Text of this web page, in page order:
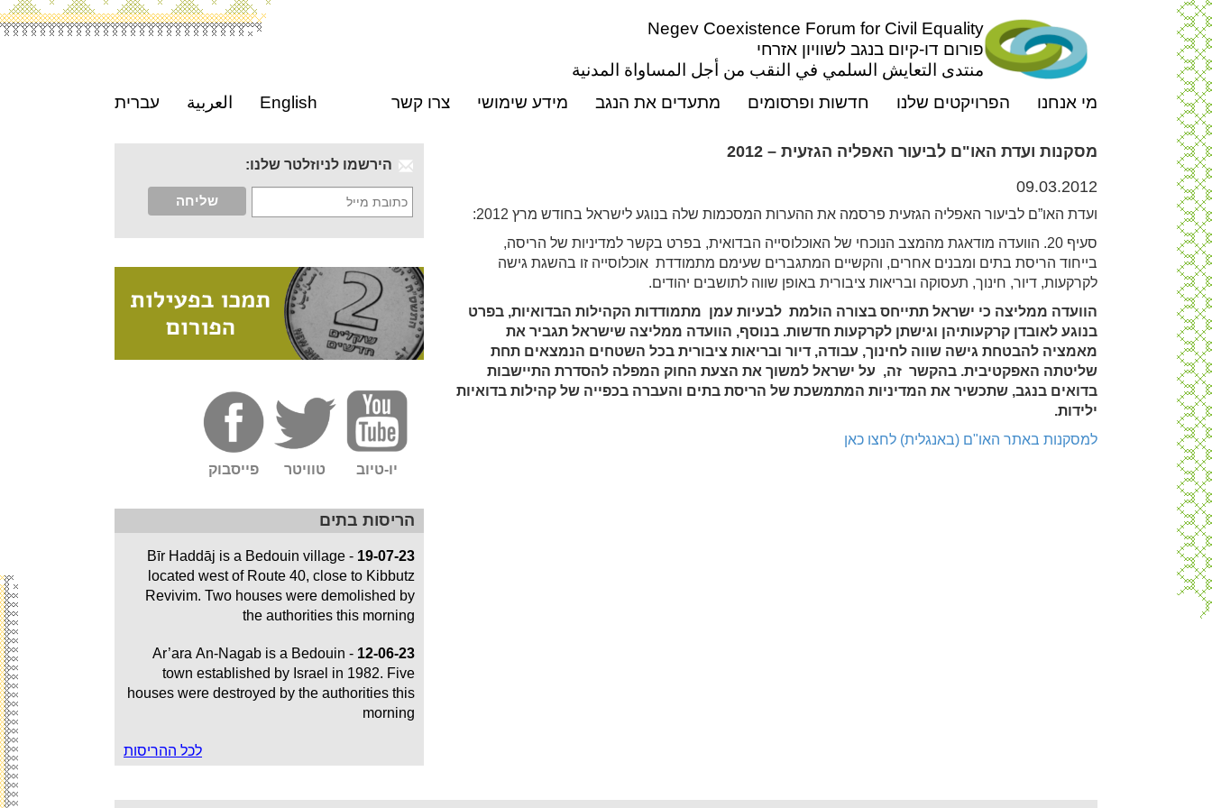
Negev Coexistence Forum for Civil Equality
פורום דו-קיום בנגב לשוויון אזרחי
منتدى التعايش السلمي في النقب من أجل المساواة المدنية
מי אנחנו
הפרויקטים שלנו חדשות ופרסומים מתעדים את הנגב מידע שימושי צרו קשר English العربية עברית
מסקנות ועדת האו"ם לביעור האפליה הגזעית – 2012
09.03.2012
ועדת האו”ם לביעור האפליה הגזעית פרסמה את ההערות המסכמות שלה בנוגע לישראל בחודש מרץ 2012:
סעיף 20. הוועדה מודאגת מהמצב הנוכחי של האוכלוסייה הבדואית, בפרט בקשר למדיניות של הריסה,
בייחוד הריסת בתים ומבנים אחרים, והקשיים המתגברים שעימם מתמודדת אוכלוסייה זו בהשגת גישה
לקרקעות, דיור, חינוך, תעסוקה ובריאות ציבורית באופן שווה לתושבים יהודים.
הוועדה ממליצה כי ישראל תתייחס בצורה הולמת לבעיות עמן מתמודדות הקהילות הבדואיות, בפרט
בנוגע לאובדן קרקעותיהן וגישתן לקרקעות חדשות. בנוסף, הוועדה ממליצה שישראל תגביר את
מאמציה להבטחת גישה שווה לחינוך, עבודה, דיור ובריאות ציבורית בכל השטחים הנמצאים תחת
שליטתה האפקטיבית. בהקשר זה, על ישראל למשוך את הצעת החוק המפלה להסדרת התיישבות
בדואים בנגב, שתכשיר את המדיניות המתמשכת של הריסת בתים והעברה בכפייה של קהילות בדואיות
ילידות.
למסקנות באתר האו"ם (באנגלית) לחצו כאן
הירשמו לניוזלטר שלנו:
יו-טיוב טוויטר פייסבוק
הריסות בתים
19-07-23
- Bīr Haddāj is a Bedouin village
located west of Route 40, close to Kibbutz
Revivim. Two houses were demolished by
the authorities this morning
12-06-23
- Ar’ara An-Nagab is a Bedouin
town established by Israel in 1982. Five
houses were destroyed by the authorities this
morning
לכל ההריסות